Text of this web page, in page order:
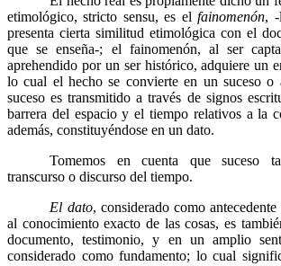
etimológico, stricto sensu, es elfainomenón, -
presenta cierta similitud etimológica con el
que se enseña-; el fainomenón, al ser
aprehendido por un ser histórico, adquiere un
lo cual el hecho se convierte en un suceso o
suceso es transmitido a través de signos
barrera del espacio y el tiempo relativos a la
además, constituyéndose en un dato.
Tomemos en cuenta que suceso
transcurso o discurso del tiempo.
El dato, considerado como
al conocimiento exacto de las cosas, es
documento, testimonio, y en un amplio
considerado como fundamento; lo cual